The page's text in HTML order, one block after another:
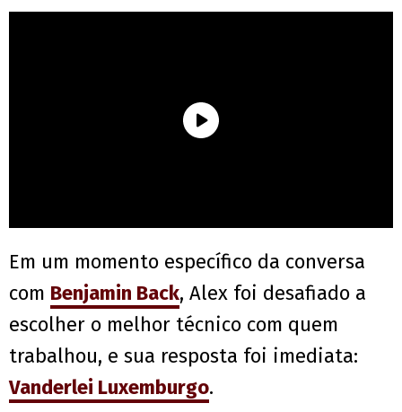
Em um momento específico da conversa
com Benjamin Back, Alex foi desafiado a
escolher o melhor técnico com quem
trabalhou, e sua resposta foi imediata:
Vanderlei Luxemburgo.